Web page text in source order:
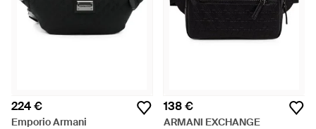
224 €
Emporio Armani
138 €
ARMANI EXCHANGE